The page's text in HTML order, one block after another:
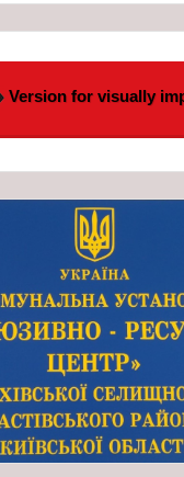
Version for visually